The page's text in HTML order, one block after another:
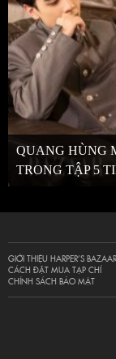
QUANG HÙNG
TRONG TẬP 5
GIỚI THIỆU HARPER’S BAZAAR
CÁCH ĐẶT MUA TẠP CHÍ
CHÍNH SÁCH BẢO MẬT